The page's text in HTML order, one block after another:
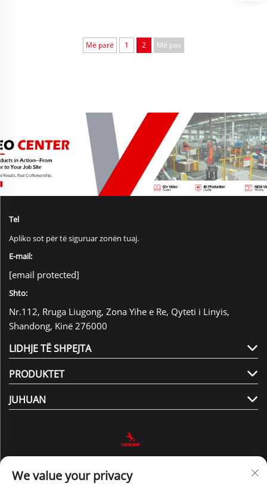
Më parë 1 2 Më pas
Tel
Apliko sot për të siguruar zonën tuaj.
E-mail:
[email protected]
Shto:
Nr.112, Rruga Liugong, Zona Yihe e Re, Qyteti i Linyis,
Shandong, Kinë 276000
LIDHJE TË SHPEJTA
PRODUKTET
JUHUAN
We value your privacy